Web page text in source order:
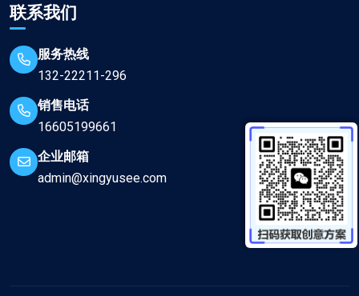
联系我们
服务热线
132-22211-296
销售电话
16605199661
企业邮箱
admin@xingyusee.com